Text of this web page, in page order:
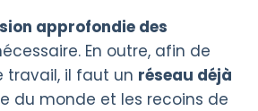
approfondie des
En outre, afin de
travail, il faut un réseau déjà
du monde et les recoins de